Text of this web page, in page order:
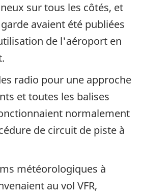
sur tous les côtés, et
avaient été publiées
de l'aéroport en
radio pour une approche
et toutes les balises
normalement
de circuit de piste à
météorologiques à
au vol VFR,